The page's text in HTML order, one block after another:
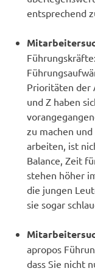
entsprechend
Prioritäten der
und Z haben
zu machen
arbeiten, ist
Balance, Zeit
stehen höher
die jungen
sie sogar
apropos
dass Sie nicht